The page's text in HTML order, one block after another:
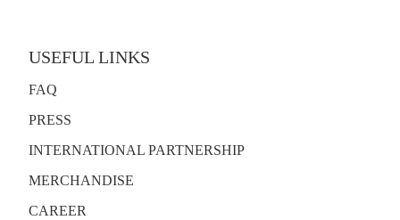
USEFUL LINKS
FAQ
PRESS
INTERNATIONAL PARTNERSHIP
MERCHANDISE
CAREER